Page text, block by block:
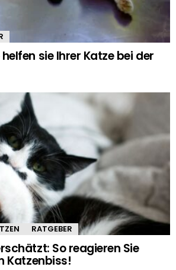
sie Ihrer Katze bei der
RATGEBER
So reagieren Sie
Katzenbiss!